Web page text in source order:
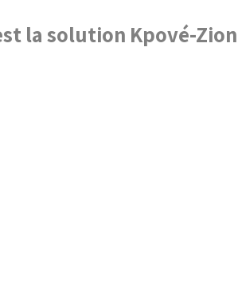
la solution Kpové-Zion